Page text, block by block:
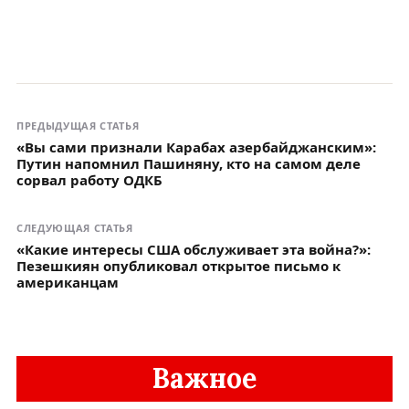
ПРЕДЫДУЩАЯ СТАТЬЯ
«Вы сами признали Карабах азербайджанским»:
Путин напомнил Пашиняну, кто на самом деле
сорвал работу ОДКБ
СЛЕДУЮЩАЯ СТАТЬЯ
«Какие интересы США обслуживает эта война?»:
Пезешкиян опубликовал открытое письмо к
американцам
Важное